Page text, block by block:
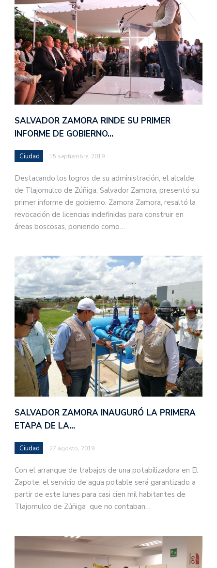
SALVADOR ZAMORA RINDE SU PRIMER
INFORME DE GOBIERNO…
Ciudad 15 septiembre, 2019
Destacando los logros de su administración, el alcalde
de Tlajomulco de Zúñiga, Salvador Zamora, presentó su
primer informe de gobierno. Zamora Zamora, resaltó la
revocación de licencias indefinidas para construir en
áreas boscosas, poniendo como…
SALVADOR ZAMORA INAUGURÓ LA PRIMERA
ETAPA DE LA…
Ciudad 27 agosto, 2019
Con el arranque de trabajos de una potabilizadora en El
Zapote, el servicio de agua potable será garantizado a
partir de este lunes para casi cien mil habitantes de
Tlajomulco de Zúñiga que no contaban…